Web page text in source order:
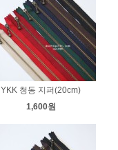
YKK 청동 지퍼(20cm)
1,600원